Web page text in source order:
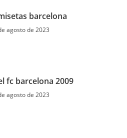
barcelona
agosto de 2023
fc barcelona 2009
agosto de 2023